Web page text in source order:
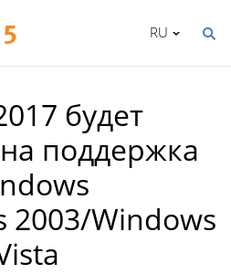
RU
будет
поддержка
2003/Windows